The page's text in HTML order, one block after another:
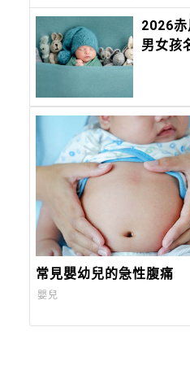
2026赤
男女孩
常見嬰幼兒的急性腹痛
嬰兒